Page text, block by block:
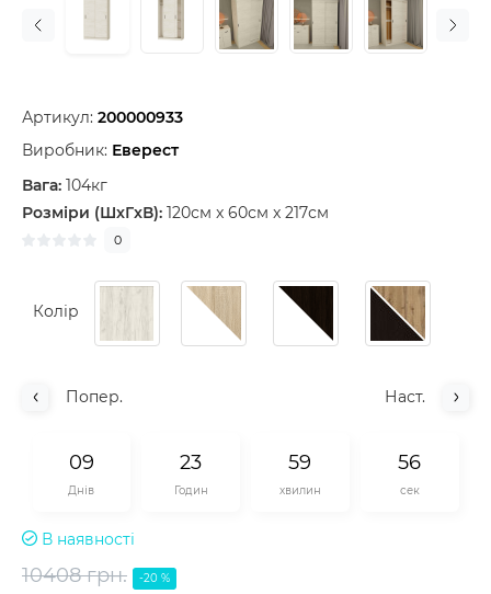
Артикул: 200000933
Виробник: Еверест
Вага: 104кг
Розміри (ШxГxВ): 120см x 60см x 217см
0
Колір
Попер. Наст.
09
Днів
23
Годин
59
хвилин
56
сек
В наявності
10408 грн. -20 %